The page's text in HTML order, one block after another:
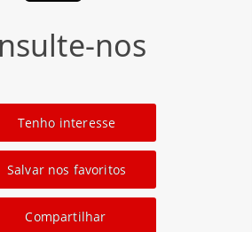
nos
Tenho interesse
Salvar nos favoritos
Compartilhar